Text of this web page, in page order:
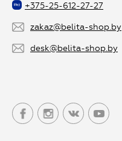
+375-25-612-27-27
zakaz@belita-shop.by
desk@belita-shop.by